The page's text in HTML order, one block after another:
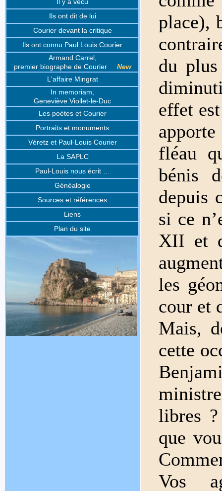
Ils ont dit de lui
Courier devant la critique
Ils ont connu Paul Louis Courier
Armand Carrel,
premier biographe de CourierNew
L'affaire Mingrat
In memoriam,
Geneviève Viollet-le-Duc
Les poètes et Courier
Portraits et monuments
Véretz et Paul-Louis Courier
La SAPLC
Paul-Louis nous écrit …
Généalogie
Sources et références
Liens
Plan du site
place),
du
effet
fléau
bénis
depuis
si ce
XII et
les
cour et
Mais,
cette
libres
que
Vos